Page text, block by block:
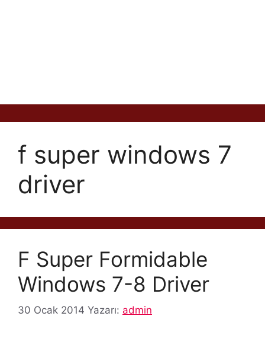
f super windows 7
driver
F Super Formidable
Windows 7-8 Driver
30 Ocak 2014 Yazarı: admin